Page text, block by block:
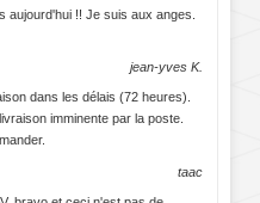
aujourd'hui !! Je suis aux anges.
jean-yves K.
dans les délais (72 heures).
imminente par la poste.
taac